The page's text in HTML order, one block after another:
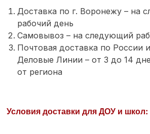
Доставка по г. Воронежу – на
рабочий день
Самовывоз – на следующий
Почтовая доставка по России
Деловые Линии – от 3 до 14
от региона
Условия доставки для ДОУ и школ: